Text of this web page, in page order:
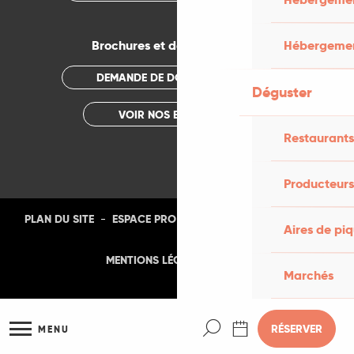
MENU
Déguster
Aires de
Marchés
RÉSERVER
Recherche
Brochures et documentations
DEMANDE DE DOCUMENTATION
VOIR NOS BROCHURES
PLAN DU SITE - ESPACE PRO
MENTIONS LÉGALES